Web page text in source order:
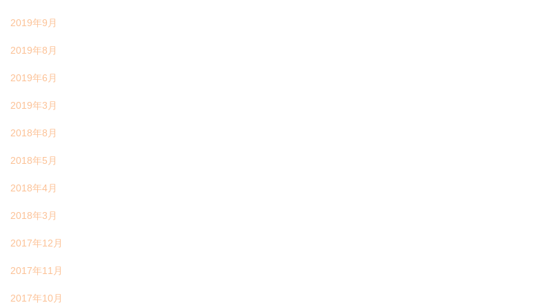
2019年9月
2019年8月
2019年6月
2019年3月
2018年8月
2018年5月
2018年4月
2018年3月
2017年12月
2017年11月
2017年10月